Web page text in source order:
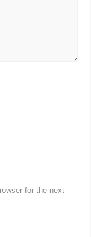
for the next